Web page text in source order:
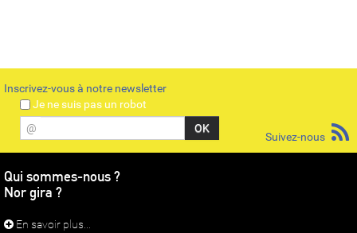
Inscrivez-vous à notre newsletter
Je ne suis pas un robot
@
Suivez-nous
Qui sommes-nous ?
Nor gira ?
En savoir plus...